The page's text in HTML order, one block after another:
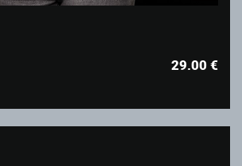
29.00€